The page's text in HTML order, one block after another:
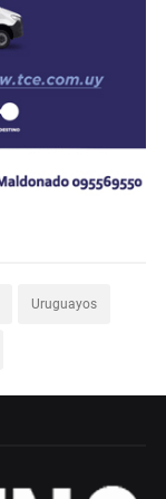
Uruguayos